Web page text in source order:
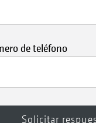
de teléfono